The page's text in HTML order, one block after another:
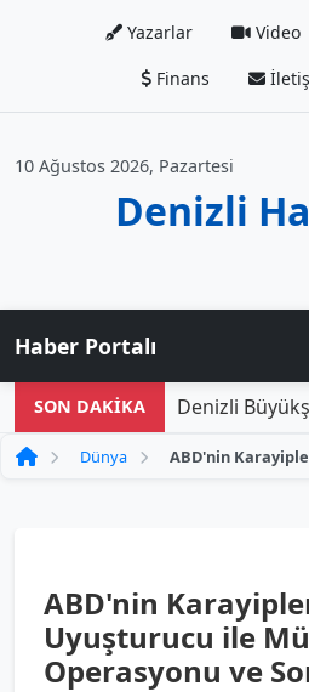
Yazarlar Video
Finans
10 Ağustos 2026, Pazartesi
Denizli
Haber Portalı
SON DAKİKA Denizli
Dünya
ABD'nin
Uyuşturucu ile
Operasyonu ve